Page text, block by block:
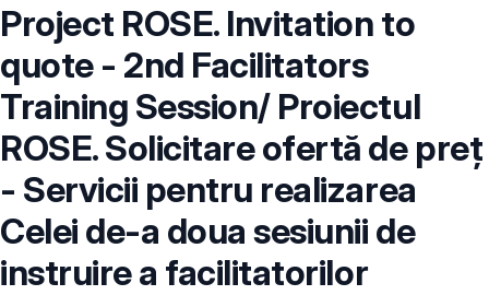
Project ROSE. Invitation to
quote - 2nd Facilitators
Training Session/ Proiectul
ROSE. Solicitare ofertă de preț
- Servicii pentru realizarea
Celei de-a doua sesiunii de
instruire a facilitatorilor